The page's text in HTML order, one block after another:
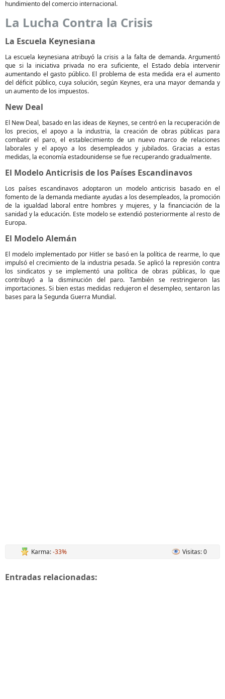
hundimiento del comercio internacional.
La Lucha Contra la Crisis
La Escuela Keynesiana
La escuela keynesiana atribuyó la crisis a la falta de demanda. Argumentó
que si la iniciativa privada no era suficiente, el Estado debía intervenir
aumentando el gasto público. El problema de esta medida era el aumento
del déficit público, cuya solución, según Keynes, era una mayor demanda y
un aumento de los impuestos.
New Deal
El New Deal, basado en las ideas de Keynes, se centró en la recuperación de
los precios, el apoyo a la industria, la creación de obras públicas para
combatir el paro, el establecimiento de un nuevo marco de relaciones
laborales y el apoyo a los desempleados y jubilados. Gracias a estas
medidas, la economía estadounidense se fue recuperando gradualmente.
El Modelo Anticrisis de los Países Escandinavos
Los países escandinavos adoptaron un modelo anticrisis basado en el
fomento de la demanda mediante ayudas a los desempleados, la promoción
de la igualdad laboral entre hombres y mujeres, y la financiación de la
sanidad y la educación. Este modelo se extendió posteriormente al resto de
Europa.
El Modelo Alemán
El modelo implementado por Hitler se basó en la política de rearme, lo que
impulsó el crecimiento de la industria pesada. Se aplicó la represión contra
los sindicatos y se implementó una política de obras públicas, lo que
contribuyó a la disminución del paro. También se restringieron las
importaciones. Si bien estas medidas redujeron el desempleo, sentaron las
bases para la Segunda Guerra Mundial.
Karma:-33% Visitas: 0
Entradas relacionadas: